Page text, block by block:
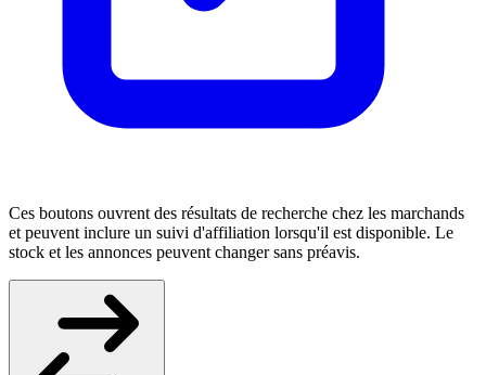
Ces boutons ouvrent des résultats de recherche chez les marchands
et peuvent inclure un suivi d'affiliation lorsqu'il est disponible. Le
stock et les annonces peuvent changer sans préavis.